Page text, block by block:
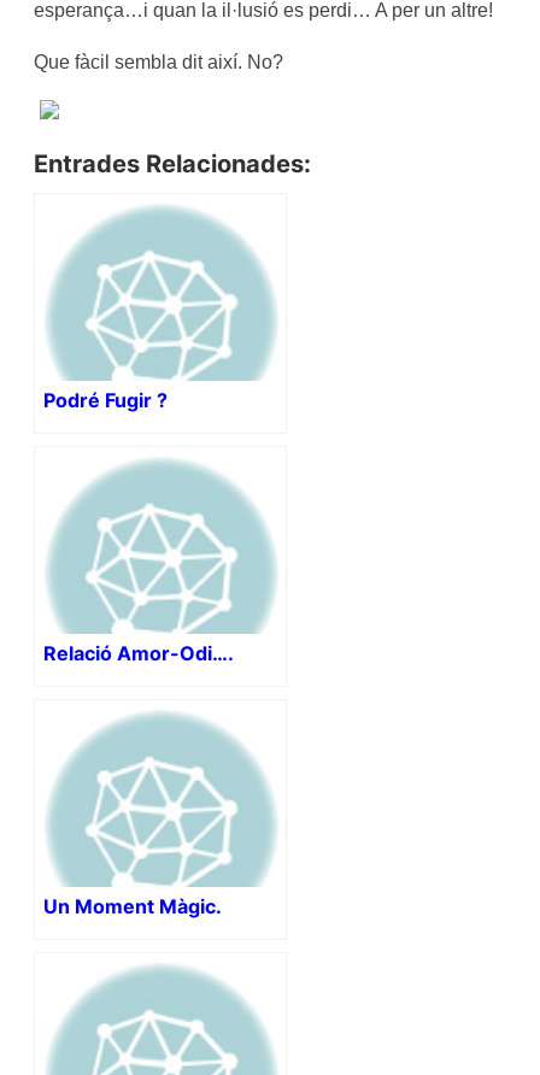
esperança…i quan la il·lusió es perdi… A per un altre!
Que fàcil sembla dit així. No?
Entrades Relacionades:
Podré Fugir ?
Relació Amor-Odi….
Un Moment Màgic.